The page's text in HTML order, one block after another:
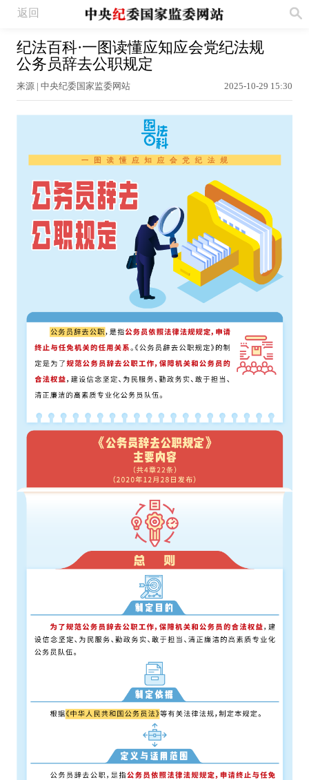
返回
纪法百科·一图读懂应知应会党纪法规
公务员辞去公职规定
来源 | 中央纪委国家监委网站 2025-10-29 15:30